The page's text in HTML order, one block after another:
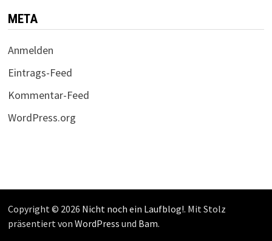
META
Anmelden
Eintrags-Feed
Kommentar-Feed
WordPress.org
Copyright © 2026 Nicht noch ein Laufblog!. Mit Stolz
präsentiert von WordPress und Bam.